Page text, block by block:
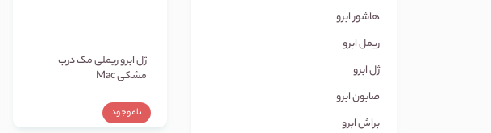
هاشور ابرو
ریمل ابرو
ژل ابرو
صابون ابرو
براش ابرو
ژل ابرو ریملی مک درب
مشکی Mac
ناموجود